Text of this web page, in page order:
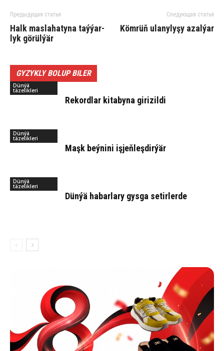
Предыдущая статья
Halk mas­la­ha­ty­na taý­ýar­
lyk gö­rül­ýär
Следующая статья
Kö­mrüň ula­ny­ly­şy azal­ýar
GYZYKLY BOLUP BILER
Dünýä
täzelikleri
Re­kord­lar ki­ta­by­na gi­ri­zil­di
Dünýä
täzelikleri
Maşk beý­ni­ni iş­jeň­leş­dir­ýär
Dünýä
täzelikleri
Dün­ýä ha­bar­la­ry gys­ga se­tir­ler­de